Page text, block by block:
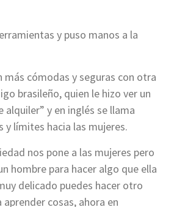
y puso manos a la
más cómodas y seguras con otra
brasileño, quien le hizo ver un
y en inglés se llama
y límites hacia las mujeres.
nos pone a las mujeres pero
hombre para hacer algo que ella
delicado puedes hacer otro
cosas, ahora en